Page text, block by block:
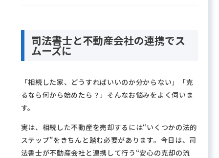
司法書士と不動産会社の連携でス
ムーズに
「相続した家、どうすればいいのか分からない」「売
るなら何から始めたら？」そんなお悩みをよく伺いま
す。
実は、相続した不動産を売却するには“いくつかの法的
ステップ”をきちんと踏む必要があります。今日は、司
法書士が不動産会社と連携して行う“安心の売却の流